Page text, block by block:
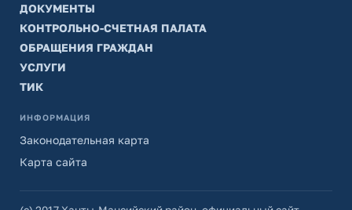
ДОКУМЕНТЫ
КОНТРОЛЬНО-СЧЕТНАЯ ПАЛАТА
ОБРАЩЕНИЯ ГРАЖДАН
УСЛУГИ
ТИК
ИНФОРМАЦИЯ
Законодательная карта
Карта сайта